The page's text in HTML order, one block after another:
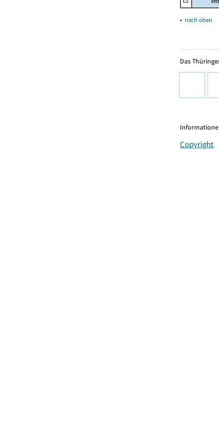
▴ nach oben
Das
Copyright